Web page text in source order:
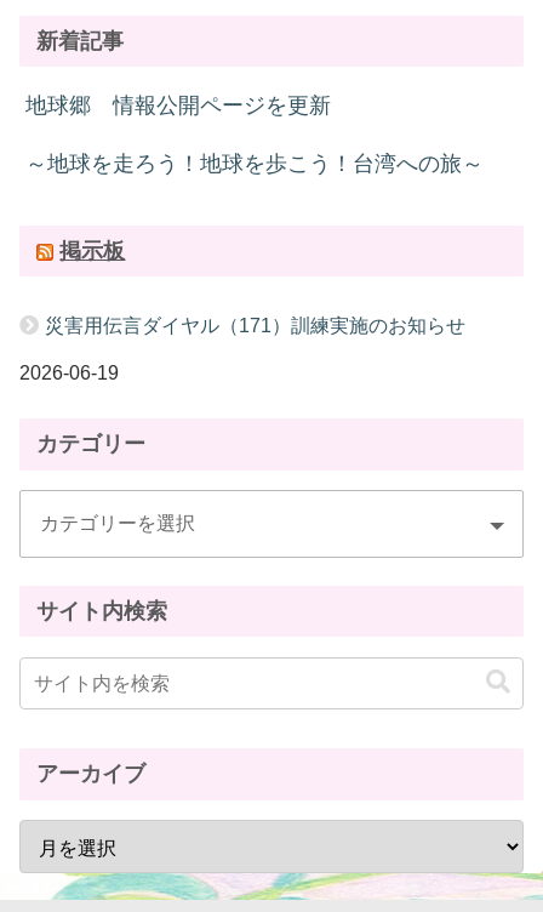
新着記事
地球郷 情報公開ページを更新
～地球を走ろう！地球を歩こう！台湾への旅～
掲示板
災害用伝言ダイヤル（171）訓練実施のお知らせ
2026-06-19
カテゴリー
サイト内検索
アーカイブ